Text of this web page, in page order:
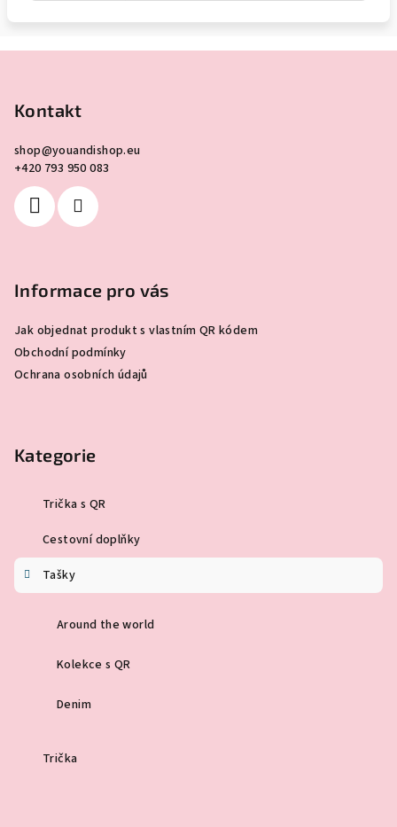
Kontakt
shop@youandishop.eu
+420 793 950 083
Informace pro vás
Jak objednat produkt s vlastním QR kódem
Obchodní podmínky
Ochrana osobních údajů
Kategorie
Trička s QR
Cestovní doplňky
Tašky
Around the world
Kolekce s QR
Denim
Trička